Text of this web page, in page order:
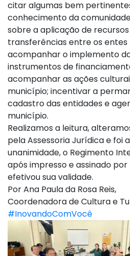
citar algumas bem
conhecimento da
sobre a aplicação de
transferências entre os entes
acompanhar o implemento
instrumentos de
acompanhar as ações
município; incentivar a
cadastro das entidades e
município.
Realizamos a leitura,
pela Assessoria Jurídica e foi
unanimidade, o Regimento
após impresso e assinado
efetivou sua validade.
Por Ana Paula da Rosa Reis,
Coordenadora de Cultura e
#InovandoComVocê